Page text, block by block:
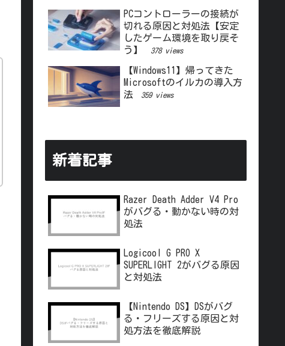
PCコントローラーの接続が
切れる原因と対処法【安定
したゲーム環境を取り戻そ
う】
378 views
【Windows11】帰ってきた
Microsoftのイルカの導入方
法
359 views
新着記事
Razer Death Adder V4 Pro
がバグる・動かない時の対
処法
Logicool G PRO X
SUPERLIGHT 2がバグる原因
と対処法
【Nintendo DS】DSがバグ
る・フリーズする原因と対
処方法を徹底解説